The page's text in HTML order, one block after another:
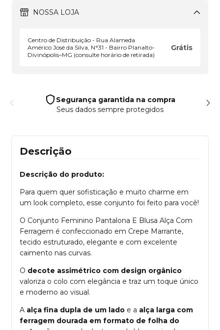
NOSSA LOJA
Centro de Distribuição - Rua Alameda
Américo José da Silva, N°31 - Bairro Planalto-
Divinópolis–MG (consulte horário de retirada)
Grátis
Segurança garantida na compra
Seus dados sempre protegidos
Descrição
Descrição do produto:
Para quem quer sofisticação e muito charme em
um look completo, esse conjunto foi feito para você!
O Conjunto Feminino Pantalona E Blusa Alça Com
Ferragem é confeccionado em Crepe Marrante,
tecido estruturado, elegante e com excelente
caimento nas curvas.
O decote assimétrico com design orgânico
valoriza o colo com elegância e traz um toque único
e moderno ao visual.
A alça fina dupla de um lado e a alça larga com
ferragem dourada em formato de folha do